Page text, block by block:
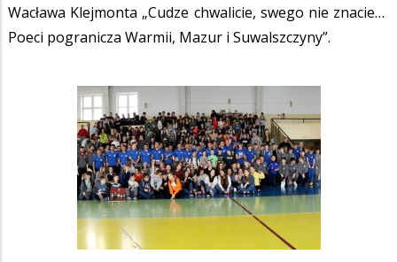
Wacława Klejmonta „Cudze chwalicie, swego nie znacie…
Poeci pogranicza Warmii, Mazur i Suwalszczyny”.